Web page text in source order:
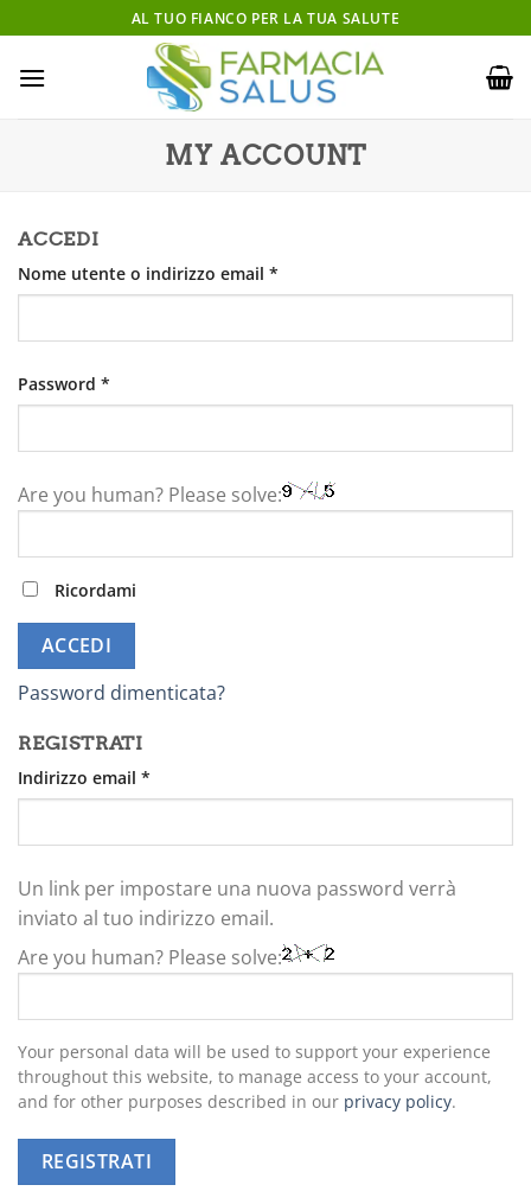
ai
contenuti
AL TUO FIANCO PER LA TUA SALUTE
MY ACCOUNT
ACCEDI
Nome utente o indirizzo email *
Password *
Are you human? Please solve:
Ricordami
ACCEDI
Password dimenticata?
REGISTRATI
Indirizzo email *
Un link per impostare una nuova password verrà
inviato al tuo indirizzo email.
Are you human? Please solve:
Your personal data will be used to support your experience
throughout this website, to manage access to your account,
and for other purposes described in our privacy policy.
REGISTRATI